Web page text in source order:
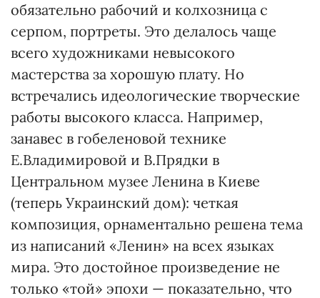
обязательно рабочий и колхозница с
серпом, портреты. Это делалось чаще
всего художниками невысокого
мастерства за хорошую плату. Но
встречались идеологические творческие
работы высокого класса. Например,
занавес в гобеленовой технике
Е.Владимировой и В.Прядки в
Центральном музее Ленина в Киеве
(теперь Украинский дом): четкая
композиция, орнаментально решена тема
из написаний «Ленин» на всех языках
мира. Это достойное произведение не
только «той» эпохи — показательно, что